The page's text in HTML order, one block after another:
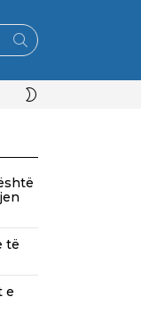
të
e